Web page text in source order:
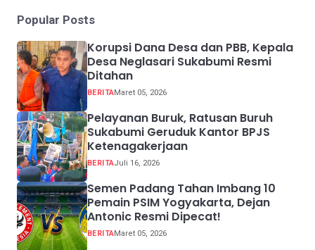
Popular Posts
Korupsi Dana Desa dan PBB, Kepala
Desa Neglasari Sukabumi Resmi
Ditahan
BERITAMaret 05, 2026
Pelayanan Buruk, Ratusan Buruh
Sukabumi Geruduk Kantor BPJS
Ketenagakerjaan
BERITAJuli 16, 2026
Semen Padang Tahan Imbang 10
Pemain PSIM Yogyakarta, Dejan
Antonic Resmi Dipecat!
BERITAMaret 05, 2026